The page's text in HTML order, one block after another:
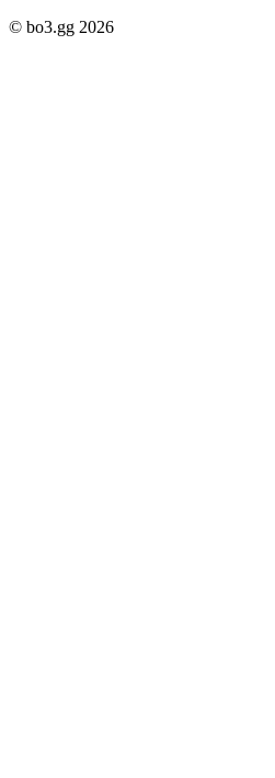
© bo3.gg 2026